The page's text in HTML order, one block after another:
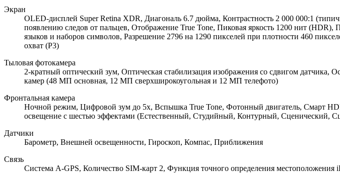
Экран
OLED-дисплей Super Retina XDR, Диагональ 6.7 дюйма, Контрастность 2 000 000:1
появлению следов от пальцев, Отображение True Tone, Пиковая яркость 1200 нит
языков и наборов символов, Разрешение 2796 на 1290 пикселей при плотности 460
охват (P3)
Тыловая фотокамера
2-кратный оптический зум, Оптическая стабилизация изображения со сдвигом
камер (48 МП основная, 12 МП сверхширокоугольная и 12 МП телефото)
Фронтальная камера
Ночной режим, Цифровой зум до 5x, Вспышка True Tone, Фотонный двигатель, Смарт
освещение с шестью эффектами (Естественный, Студийный, Контурный, Сценический,
Датчики
Барометр, Внешней освещенности, Гироскоп, Компас, Приближения
Связь
Cистема A-GPS, Количество SIM-карт 2, Функция точного определения местоположения